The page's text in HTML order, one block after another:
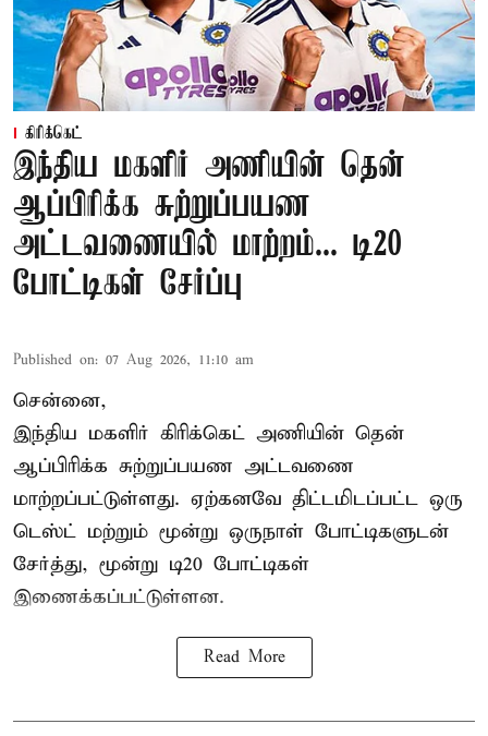
கிரிக்கெட்
இந்திய மகளிர் அணியின் தென்
ஆப்பிரிக்க சுற்றுப்பயண
அட்டவணையில் மாற்றம்... டி20
போட்டிகள் சேர்ப்பு
Published on: 07 Aug 2026, 11:10 am
சென்னை,
இந்திய மகளிர் கிரிக்கெட் அணியின் தென்
ஆப்பிரிக்க சுற்றுப்பயண அட்டவணை
மாற்றப்பட்டுள்ளது. ஏற்கனவே திட்டமிடப்பட்ட ஒரு
டெஸ்ட் மற்றும் மூன்று ஒருநாள் போட்டிகளுடன்
சேர்த்து, மூன்று டி20 போட்டிகள்
இணைக்கப்பட்டுள்ளன.
Read More